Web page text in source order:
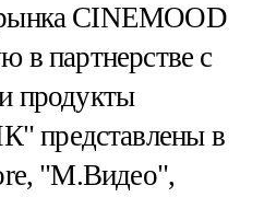
CINEMOOD
в партнерстве с
продукты
представлены в
"М.Видео",